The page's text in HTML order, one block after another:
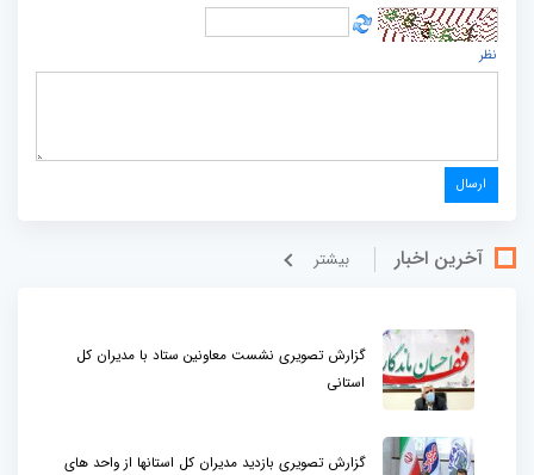
نظر
آخرین اخبار بيشتر
گزارش تصویری نشست معاونین ستاد با مدیران کل
استانی
گزارش تصویری بازدید مدیران کل استانها از واحد های